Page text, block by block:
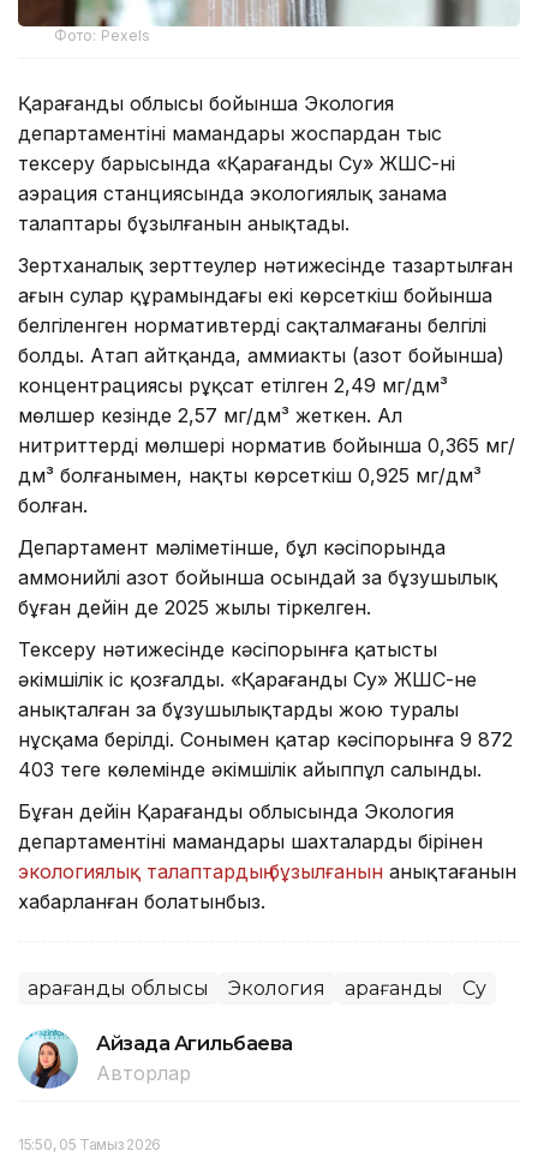
Фото: Pexels
Қарағанды облысы бойынша Экология
департаментінің мамандары жоспардан тыс
тексеру барысында «Қарағанды Су» ЖШС-нің
аэрация станциясында экологиялық заңнама
талаптары бұзылғанын анықтады.
Зертханалық зерттеулер нәтижесінде тазартылған
ағын сулар құрамындағы екі көрсеткіш бойынша
белгіленген нормативтердің сақталмағаны белгілі
болды. Атап айтқанда, аммиактың (азот бойынша)
концентрациясы рұқсат етілген 2,49 мг/дм³
мөлшер кезінде 2,57 мг/дм³ жеткен. Ал
нитриттердің мөлшері норматив бойынша 0,365 мг/
дм³ болғанымен, нақты көрсеткіш 0,925 мг/дм³
болған.
Департамент мәліметінше, бұл кәсіпорында
аммонийлі азот бойынша осындай заң бұзушылық
бұған дейін де 2025 жылы тіркелген.
Тексеру нәтижесінде кәсіпорынға қатысты
әкімшілік іс қозғалды. «Қарағанды Су» ЖШС-не
анықталған заң бұзушылықтарды жою туралы
нұсқама берілді. Сонымен қатар кәсіпорынға 9 872
403 теңге көлемінде әкімшілік айыппұл салынды.
Бұған дейін Қарағанды облысында Экология
департаментінің мамандары шахталардың бірінен
экологиялық талаптардың бұзылғанын анықтағанын
хабарланған болатынбыз.
Қарағанды облысы Экология Қарағанды Су
Айзада Агильбаева
Авторлар
15:50, 05 Тамыз 2026